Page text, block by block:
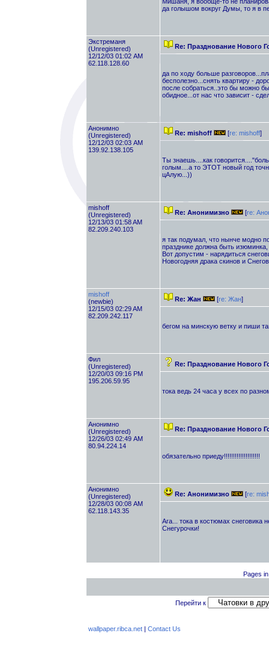
да голышом вокруг Думы, то я в
Экстреманя
(Unregistered)
12/12/03 01:02 AM
62.118.128.60
Re: Празднование Нового
да по ходу больше
бесполезно...снять квартиру -
после собраться..это бы можно
обидное...от нас что зависит -
Анонимно
(Unregistered)
12/12/03 02:03 AM
139.92.138.105
Re: mishoff [re: mishоff]
Ты знаешь....как
голым....а то ЭТОТ новый год
цАлую...))
mishоff
(Unregistered)
12/13/03 01:58 AM
82.209.240.103
Re: Анонимизно [re:
я так подумал, что нынче модно
празднике должна быть
Вот допустим - нарядиться
Новогодняя драка скинов и
mishoff
(newbie)
12/15/03 02:29 AM
82.209.242.117
Re: Жан [re: Жан]
бегом на минскую ветку и пиши
Фил
(Unregistered)
12/20/03 09:16 PM
195.206.59.95
Re: Празднование Нового
тока ведь 24 часа у всех по
Анонимно
(Unregistered)
12/26/03 02:49 AM
80.94.224.14
Re: Празднование Нового
обязательно приеду!!!!!!!!!!!!!!!!!!!!
Анонимно
(Unregistered)
12/28/03 00:08 AM
62.118.143.35
Re: Анонимизно [re:
Ага... тока в костюмах снеговика
Снегурочки!
Pages
Перейти к
wallpaper.ribca.net| Contact Us